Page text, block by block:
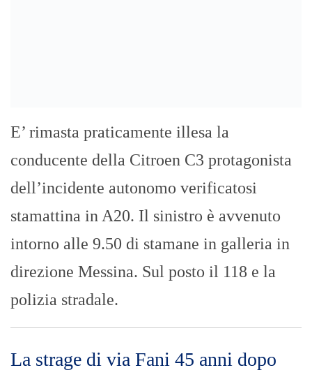
E’ rimasta praticamente illesa la
conducente della Citroen C3 protagonista
dell’incidente autonomo verificatosi
stamattina in A20. Il sinistro è avvenuto
intorno alle 9.50 di stamane in galleria in
direzione Messina. Sul posto il 118 e la
polizia stradale.
La strage di via Fani 45 anni dopo